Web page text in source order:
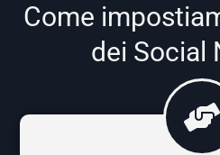
Come
dei Social